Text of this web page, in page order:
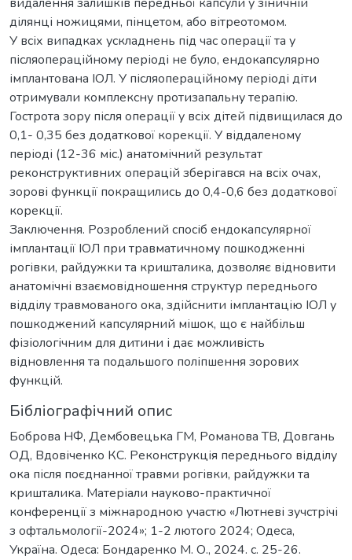
ділянці ножицями, пінцетом, або вітреотомом.
У всіх випадках ускладнень під час операції та у
післяопераційному періоді не було, ендокапсулярно
імплантована ІОЛ. У післяопераційному періоді діти
отримували комплексну протизапальну терапію.
Гострота зору після операції у всіх дітей підвищилася до
0,1- 0,35 без додаткової корекції. У віддаленому
періоді (12-36 міс.) анатомічний результат
реконструктивних операцій зберігався на всіх очах,
зорові функції покращились до 0,4-0,6 без додаткової
корекції.
Заключення. Розроблений спосіб ендокапсулярної
імплантації ІОЛ при травматичному пошкодженні
рогівки, райдужки та кришталика, дозволяє відновити
анатомічні взаємовідношення структур переднього
відділу травмованого ока, здійснити імплантацію ІОЛ у
пошкоджений капсулярний мішок, що є найбільш
фізіологічним для дитини і дає можливість
відновлення та подальшого поліпшення зорових
функцій.
Бібліографічний опис
Боброва НФ, Дембовецька ГМ, Романова ТВ, Довгань
ОД, Вдовіченко КС. Реконструкція переднього відділу
ока після поєднанної травми рогівки, райдужки та
кришталика. Матеріали науково-практичної
конференції з міжнародною участю «Лютневі зучстрічі
з офтальмології-2024»; 1-2 лютого 2024; Одеса,
Україна. Одеса: Бондаренко М. О., 2024. с. 25-26.